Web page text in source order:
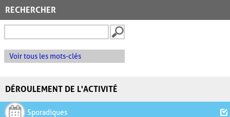
RECHERCHER
Voir tous les mots-clés
DÉROULEMENT DE L'ACTIVITÉ
Sporadiques